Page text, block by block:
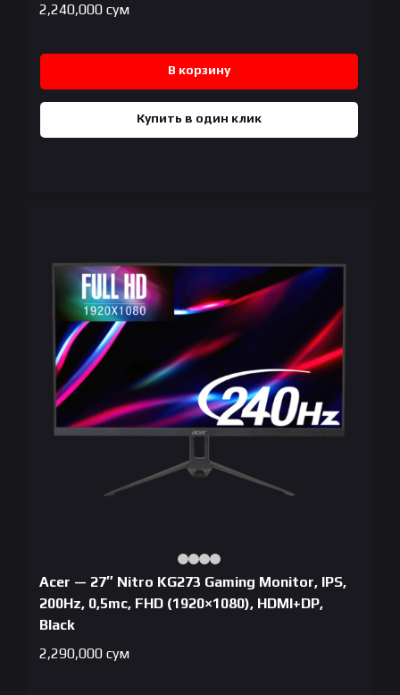
2,240,000 сум
В корзину
Купить в один клик
Acer — 27″ Nitro KG273 Gaming Monitor, IPS,
200Hz, 0,5mc, FHD (1920×1080), HDMI+DP,
Black
2,290,000 сум